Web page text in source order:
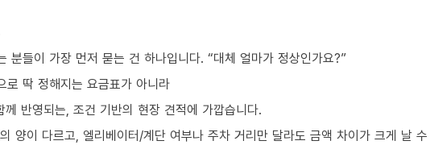
분들이 가장 먼저 묻는 건 하나입니다. “대체 얼마가 정상인가요?”
로 딱 정해지는 요금표가 아니라
께 반영되는, 조건 기반의 현장 견적에 가깝습니다.
양이 다르고, 엘리베이터/계단 여부나 주차 거리만 달라도 금액 차이가 크게 날